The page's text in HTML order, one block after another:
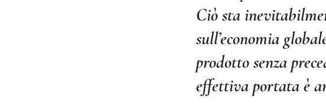
Ciò sta
sull’economia
prodotto senza
effettiva portata è